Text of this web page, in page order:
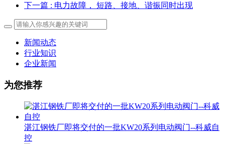
下一篇 : 电力故障， 短路、接地、谐振同时出现
新闻动态
行业知识
企业新闻
为您推荐
湛江钢铁厂即将交付的一批KW20系列电动阀门--科威自
控